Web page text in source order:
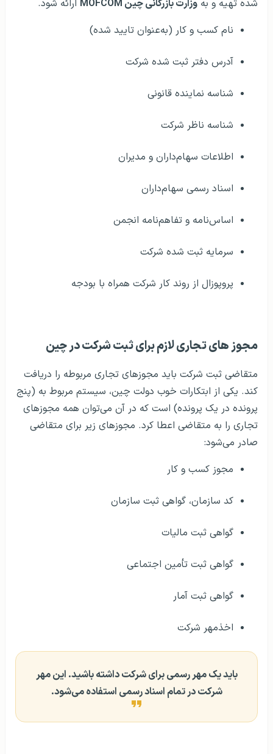
شده تهیه و به وزارت بازرگانی چین MOFCOM
ارائه شود.
نام کسب و کار (به‌عنوان تایید شده)
آدرس دفتر ثبت شده شرکت
شناسه نماینده قانونی
شناسه ناظر شرکت
اطلاعات سهام‌داران و مدیران
اسناد رسمی سهام‌داران
اساس‌نامه و تفاهم‌نامه انجمن
سرمایه ثبت شده شرکت
پروپوزال از روند کار شرکت همراه با بودجه
مجوز های تجاری لازم برای ثبت شرکت در چین
متقاضی ثبت شرکت باید مجوزهای تجاری مربوطه را دریافت
کند. یکی از ابتکارات خوب دولت چین، سیستم مربوط به (پنج
پرونده در یک پرونده) است که در آن می‌توان همه مجوزهای
تجاری را به متقاضی اعطا کرد. مجوزهای زیر برای متقاضی
صادر می‌شود:
مجوز کسب و کار
کد سازمان، گواهی ثبت سازمان
گواهی ثبت مالیات
گواهی ثبت تأمین اجتماعی
گواهی ثبت آمار
اخذمهر شرکت
باید یک مهر رسمی برای شرکت داشته باشید. این مهر
شرکت در تمام اسناد رسمی استفاده می‌شود.